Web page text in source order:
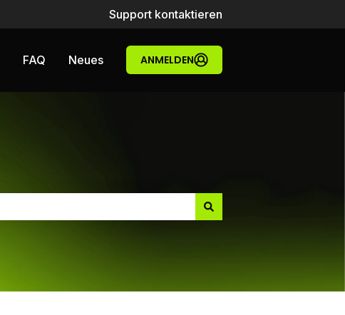
Support kontaktieren
FAQ Neues ANMELDEN